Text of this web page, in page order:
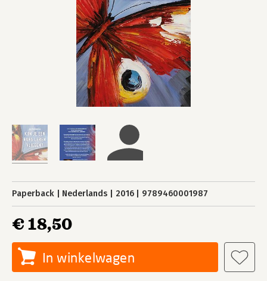
Paperback Nederlands 2016 9789460001987
€ 18,50
In winkelwagen